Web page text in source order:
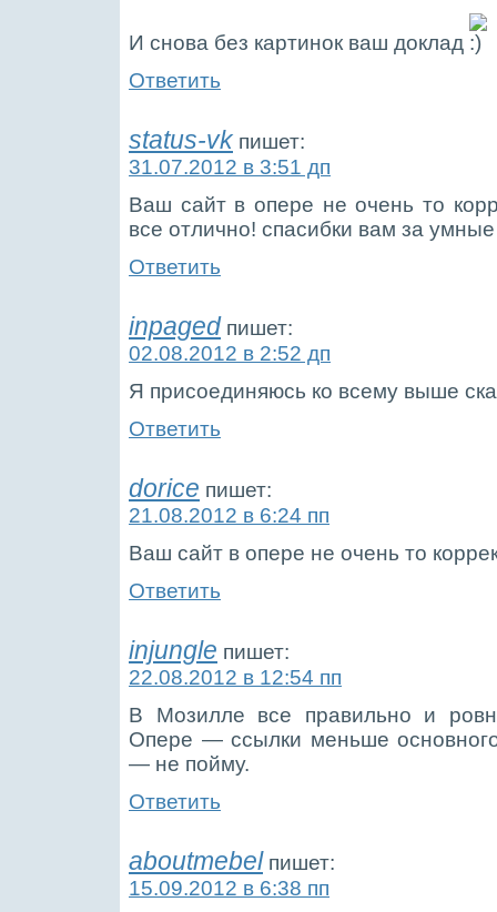
И снова без картинок ваш доклад
Ответить
status-vk пишет:
31.07.2012 в 3:51 дп
Ваш сайт в опере не очень то
все отлично! спасибки вам за
Ответить
inpaged пишет:
02.08.2012 в 2:52 дп
Я присоединяюсь ко всему выше
Ответить
dorice пишет:
21.08.2012 в 6:24 пп
Ваш сайт в опере не очень то
Ответить
injungle пишет:
22.08.2012 в 12:54 пп
В Мозилле все правильно и
Опере — ссылки меньше
— не пойму.
Ответить
aboutmebel пишет:
15.09.2012 в 6:38 пп